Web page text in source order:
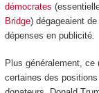
démocrates
Bridge) dégageaient
dépenses en publicité.
Plus généralement, ce
certaines des